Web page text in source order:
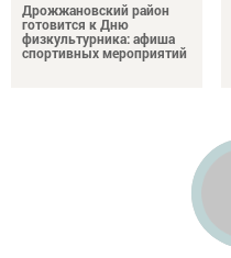
Дрожжановский район
готовится к Дню
физкультурника: афиша
спортивных мероприятий